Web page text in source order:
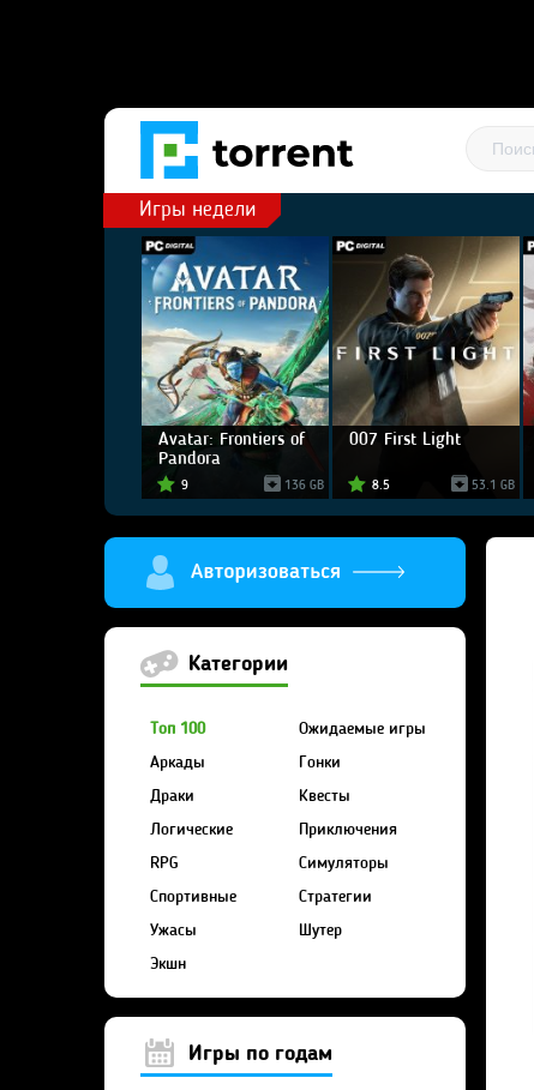
Игры недели
Avatar: Frontiers of
Pandora
9 136 GB
007 First Light
8.5 53.1 GB
Категории
Топ 100
Ожидаемые игры
Аркады
Гонки
Драки
Квесты
Логические
Приключения
RPG
Симуляторы
Спортивные
Стратегии
Ужасы
Шутер
Экшн
Игры по годам